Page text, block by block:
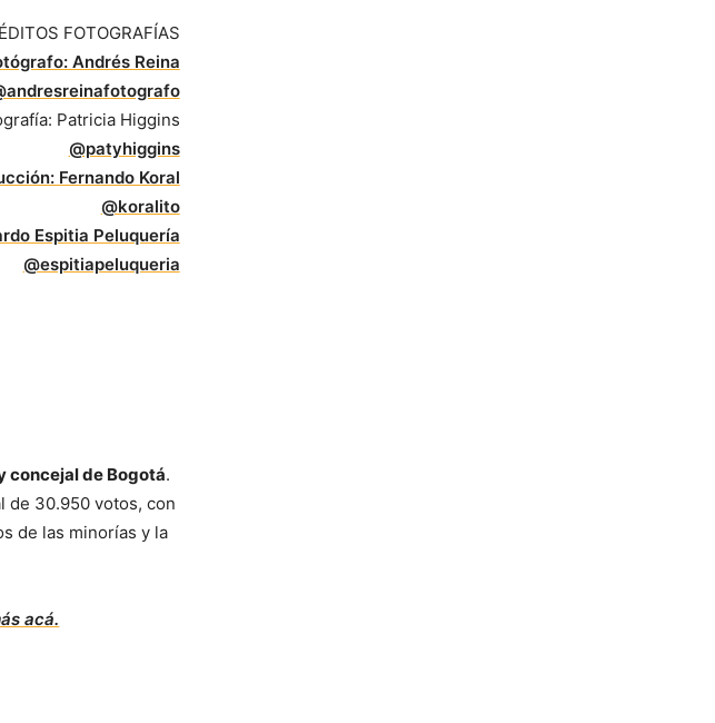
FOTOGRAFÍAS
Andrés Reina
Patricia Higgins
@patyhiggins
Fernando Koral
@koralito
Espitia Peluquería
@espitiapeluqueria
concejal de Bogotá.
de 30.950 votos, con
de las minorías y la
acá.